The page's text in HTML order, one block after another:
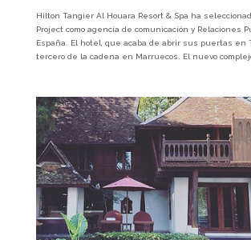
Hilton Tangier Al Houara Resort & Spa ha
Project como agencia de comunicación y Relaciones
España. El hotel, que acaba de abrir sus puertas en
tercero de la cadena en Marruecos. El nuevo